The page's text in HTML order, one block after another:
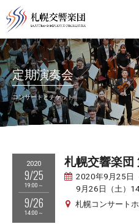
定期演奏会
コンサートとチケット
2020
9/25
19:00～
9/26
14:00～
札幌交響楽団
2020年9月25日
9月26日（土）
札幌コンサート